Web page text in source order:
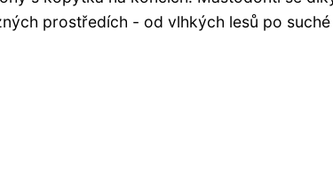
prostředích - od vlhkých lesů po suché